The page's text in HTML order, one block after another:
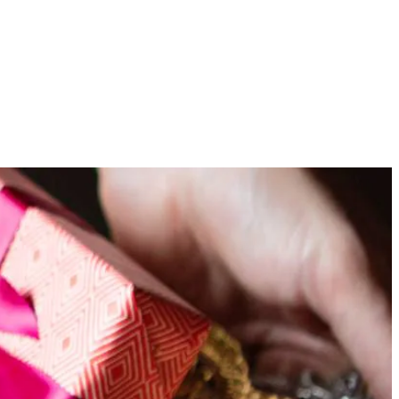
10
door tot een samenhangende, stevige deegbal. Druk de deegbal
dikte en snijd de repen weer in blokjes.